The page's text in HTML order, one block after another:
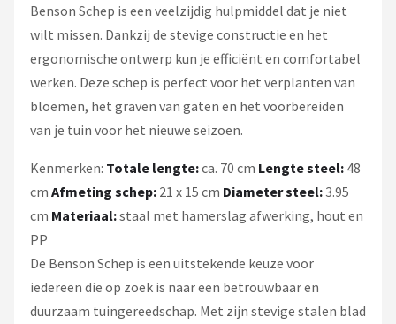
Benson Schep is een veelzijdig hulpmiddel dat je niet
wilt missen. Dankzij de stevige constructie en het
ergonomische ontwerp kun je efficiënt en comfortabel
werken. Deze schep is perfect voor het verplanten van
bloemen, het graven van gaten en het voorbereiden
van je tuin voor het nieuwe seizoen.
Kenmerken: Totale lengte:ca. 70 cm Lengte steel: 48
cm Afmeting schep: 21 x 15 cm Diameter steel:3.95
cm Materiaal:staal met hamerslag afwerking, hout en
PP
De Benson Schep is een uitstekende keuze voor
iedereen die op zoek is naar een betrouwbaar en
duurzaam tuingereedschap. Met zijn stevige stalen blad